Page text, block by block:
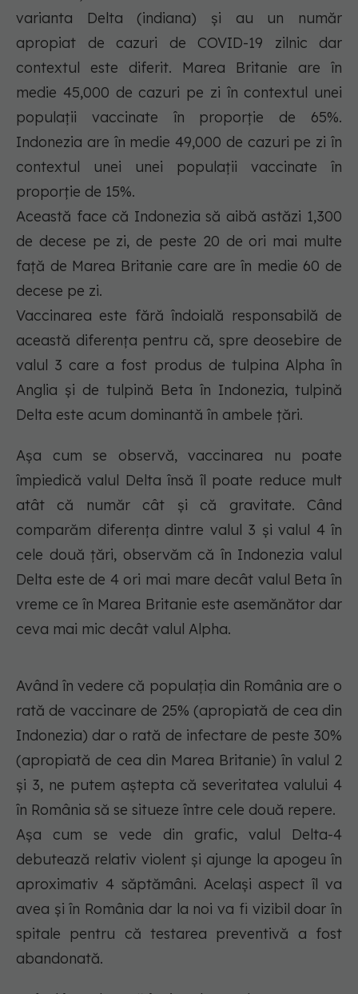
varianta Delta (indiana) și au un număr
apropiat de cazuri de COVID-19 zilnic dar
contextul este diferit. Marea Britanie are în
medie 45,000 de cazuri pe zi în contextul unei
populații vaccinate în proporție de 65%.
Indonezia are în medie 49,000 de cazuri pe zi în
contextul unei unei populații vaccinate în
proporție de 15%.
Această face că Indonezia să aibă astăzi 1,300
de decese pe zi, de peste 20 de ori mai multe
față de Marea Britanie care are în medie 60 de
decese pe zi.
Vaccinarea este fără îndoială responsabilă de
această diferența pentru că, spre deosebire de
valul 3 care a fost produs de tulpina Alpha în
Anglia și de tulpină Beta în Indonezia, tulpină
Delta este acum dominantă în ambele țări.
Așa cum se observă, vaccinarea nu poate
împiedică valul Delta însă îl poate reduce mult
atât că număr cât și că gravitate. Când
comparăm diferența dintre valul 3 și valul 4 în
cele două țări, observăm că în Indonezia valul
Delta este de 4 ori mai mare decât valul Beta în
vreme ce în Marea Britanie este asemănător dar
ceva mai mic decât valul Alpha.
Având în vedere că populația din România are o
rată de vaccinare de 25% (apropiată de cea din
Indonezia) dar o rată de infectare de peste 30%
(apropiată de cea din Marea Britanie) în valul 2
și 3, ne putem aștepta că severitatea valului 4
în România să se situeze între cele două repere.
Așa cum se vede din grafic, valul Delta-4
debutează relativ violent și ajunge la apogeu în
aproximativ 4 săptămâni. Același aspect îl va
avea și în România dar la noi va fi vizibil doar în
spitale pentru că testarea preventivă a fost
abandonată.